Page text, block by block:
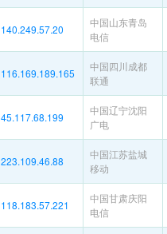
140.249.57.20
中国山东青岛
电信
116.169.189.165
中国四川成都
联通
45.117.68.199
中国辽宁沈阳
广电
223.109.46.88
中国江苏盐城
移动
118.183.57.221
中国甘肃庆阳
电信